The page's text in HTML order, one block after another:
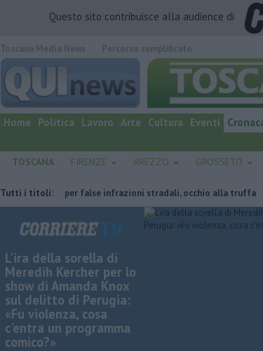
Questo sito contribuisce alla audience di
quotidiano online.
Home Politica Lavoro Arte Cultura Eventi
TOSCANA FIRENZE AREZZO GROSSETO
Tutti i titoli:
Sms per false infrazioni stradali, occhio alla truffa
L'ira della sorella di
Meredih Kercher per lo
show di Amanda Knox
sul delitto di Perugia:
«Fu violenza, cosa
c'entra un programma
comico?»